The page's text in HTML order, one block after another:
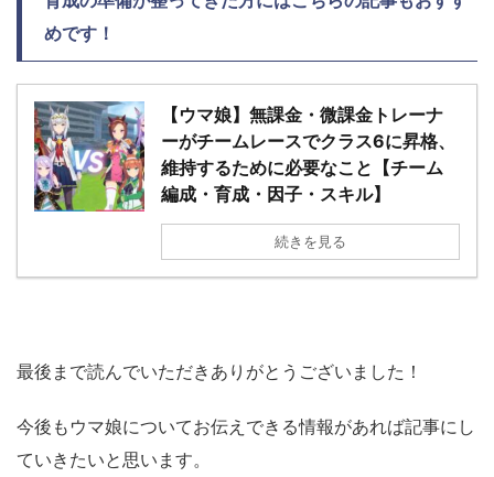
めです！
【ウマ娘】無課金・微課金トレーナ
ーがチームレースでクラス6に昇格、
維持するために必要なこと【チーム
編成・育成・因子・スキル】
続きを見る
最後まで読んでいただきありがとうございました！
今後もウマ娘についてお伝えできる情報があれば記事にし
ていきたいと思います。